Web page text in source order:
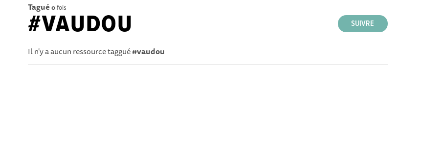
Tagué 0fois
SUIVRE
#VAUDOU
Il n'y a aucun ressource taggué#vaudou